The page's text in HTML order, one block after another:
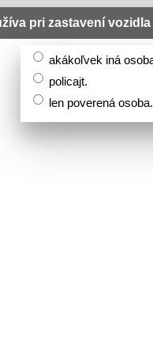
pri zastavení vozidla
akákoľvek iná
policajt.
len poverená osoba.